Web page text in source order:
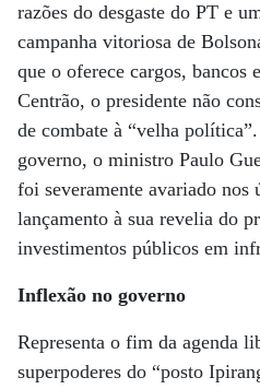
razões do desgaste do PT e
campanha vitoriosa de
que o oferece cargos, bancos
Centrão, o presidente não
de combate à “velha
governo, o ministro Paulo
foi severamente avariado nos
lançamento à sua revelia do
investimentos públicos em
Inflexão no governo
Representa o fim da agenda
superpoderes do “posto